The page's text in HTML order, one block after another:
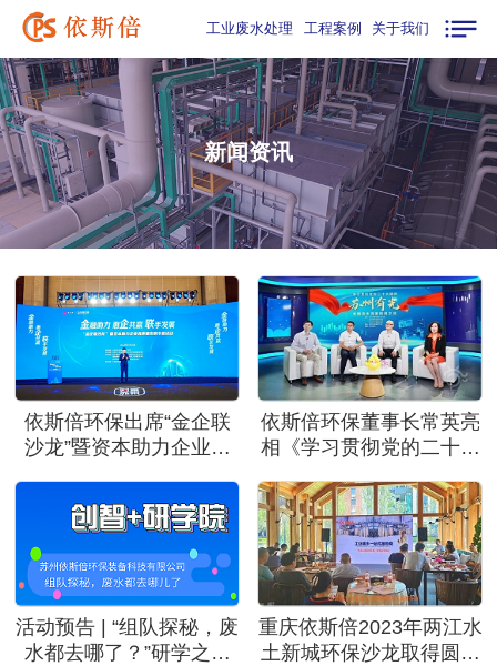
工业废水处理 工程案例 关于我们
新闻资讯
依斯倍环保出席“金企联
沙龙”暨资本助力企业高
依斯倍环保董事长常英亮
相《学习贯彻党的二十大
目
活动预告 | “组队探秘，废
水都去哪了？”研学之旅
重庆依斯倍2023年两江水
土新城环保沙龙取得圆满